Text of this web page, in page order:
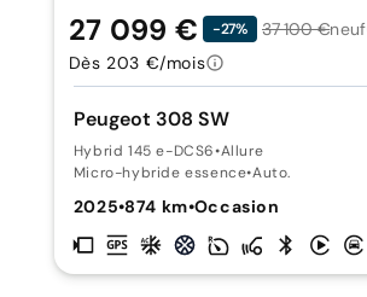
Peugeot 308 SW
Hybrid 145 e-DCS6•Allure
Micro-hybride essence•Auto.
2025•874 km•Occasion
27 099 € -27% 37 100 €neuf
Dès 203 €/mois